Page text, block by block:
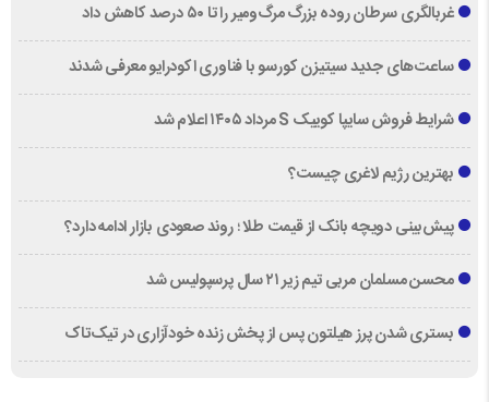
غربالگری سرطان روده بزرگ مرگ‌ومیر را تا ۵۰ درصد کاهش داد
ساعت‌های جدید سیتیزن کورسو با فناوری اکودرایو معرفی شدند
شرایط فروش سایپا کوییک S مرداد ۱۴۰۵ اعلام شد
بهترین رژیم لاغری چیست؟
پیش‌بینی دویچه‌ بانک از قیمت طلا ؛ روند صعودی بازار ادامه دارد؟
محسن مسلمان مربی تیم زیر ۲۱ سال پرسپولیس شد
بستری شدن پرز هیلتون پس از پخش زنده خودآزاری در تیک‌تاک